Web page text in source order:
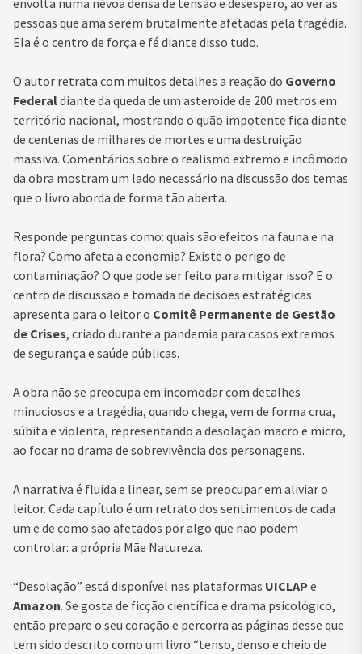
pessoas que ama serem brutalmente afetadas pela tragédia.
Ela é o centro de força e fé diante disso tudo.
O autor retrata com muitos detalhes a reação do Governo
Federaldiante da queda de um asteroide de 200 metros em
território nacional, mostrando o quão impotente fica diante
de centenas de milhares de mortes e uma destruição
massiva. Comentários sobre o realismo extremo e incômodo
da obra mostram um lado necessário na discussão dos temas
que o livro aborda de forma tão aberta.
Responde perguntas como: quais são efeitos na fauna e na
flora? Como afeta a economia? Existe o perigo de
contaminação? O que pode ser feito para mitigar isso? E o
centro de discussão e tomada de decisões estratégicas
apresenta para o leitor o Comitê Permanente de Gestão
de Crises, criado durante a pandemia para casos extremos
de segurança e saúde públicas.
A obra não se preocupa em incomodar com detalhes
minuciosos e a tragédia, quando chega, vem de forma crua,
súbita e violenta, representando a desolação macro e micro,
ao focar no drama de sobrevivência dos personagens.
A narrativa é fluida e linear, sem se preocupar em aliviar o
leitor. Cada capítulo é um retrato dos sentimentos de cada
um e de como são afetados por algo que não podem
controlar: a própria Mãe Natureza.
“Desolação” está disponível nas plataformas UICLAP e
Amazon. Se gosta de ficção científica e drama psicológico,
então prepare o seu coração e percorra as páginas desse que
tem sido descrito como um livro “tenso, denso e cheio de